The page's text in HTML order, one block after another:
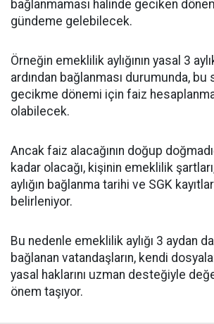
bağlanmaması halinde geciken
gündeme gelebilecek.
Örneğin emeklilik aylığının yasal 3
ardından bağlanması durumunda,
gecikme dönemi için faiz
olabilecek.
Ancak faiz alacağının doğup
kadar olacağı, kişinin emeklilik
aylığın bağlanma tarihi ve SGK
belirleniyor.
Bu nedenle emeklilik aylığı 3 aydan
bağlanan vatandaşların, kendi
yasal haklarını uzman desteğiyle
önem taşıyor.